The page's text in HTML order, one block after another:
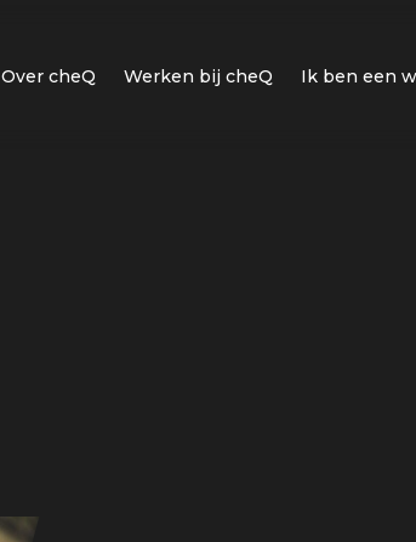
Over cheQ Werken bij cheQ Ik ben een